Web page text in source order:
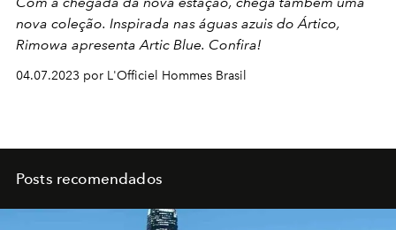
nova coleção. Inspirada nas águas azuis do Ártico,
Rimowa apresenta Artic Blue. Confira!
04.07.2023 por L'Officiel Hommes Brasil
Posts recomendados